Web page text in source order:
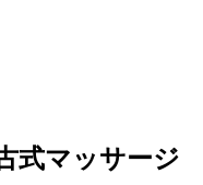
式マッサージ